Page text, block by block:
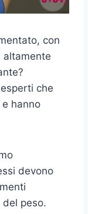
con
altamente
che
hanno
devono
peso.